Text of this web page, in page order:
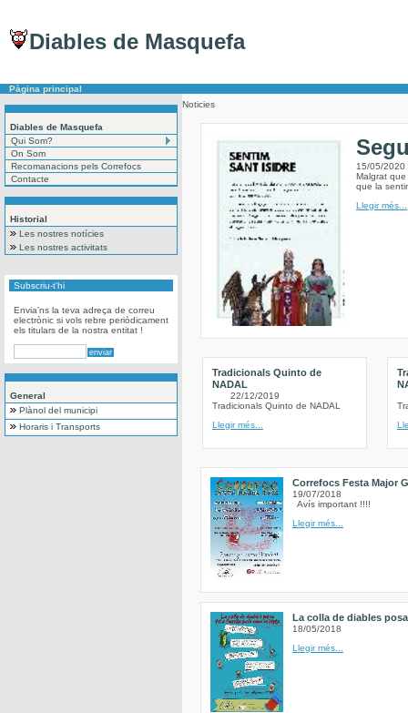
Diables de Masquefa
Pàgina principal
Diables de Masquefa
Qui Som?
On Som
Recomanacions pels Correfocs
Contacte
Historial
Les nostres notícies
Les nostres activitats
Subscriu-t'hi
Envia'ns la teva adreça de correu
electrònic si vols rebre periòdicament
els titulars de la nostra entitat !
General
Plànol del municipi
Horaris i Transports
Noticies
15/05/2020
Malgrat
que la
Llegir més...
Tradicionals Quinto de
NADAL
22/12/2019
Tradicionals Quinto de NADAL
Llegir més...
Correfocs Festa Major
19/07/2018
Avís important !!!!
Llegir més...
La colla de diables
18/05/2018
Llegir més...